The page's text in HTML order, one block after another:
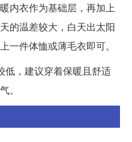
内衣作为基础层，再加上
的温差较大，白天出太阳
一件体恤或薄毛衣即可。
低，建议穿着保暖且舒适
。